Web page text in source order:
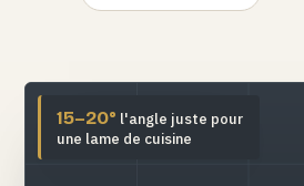
15–20° l'angle juste pour
une lame de cuisine